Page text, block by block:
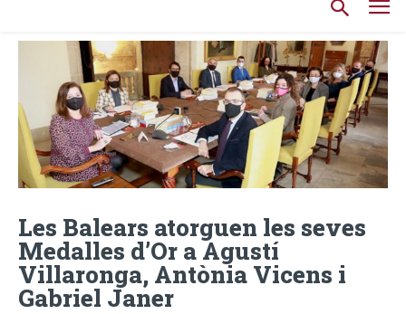
Les Balears atorguen les seves
Medalles d’Or a Agustí
Villaronga, Antònia Vicens i
Gabriel Janer